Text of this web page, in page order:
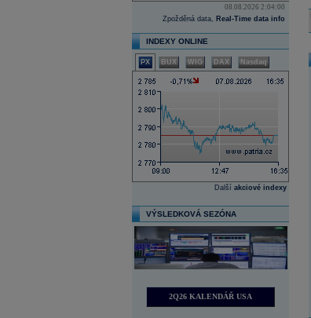
08.08.2026 2:04:00
Zpožděná data, Real-Time data info
INDEXY ONLINE
PX BUX WIG DAX Nasdaq
Další akciové indexy
VÝSLEDKOVÁ SEZÓNA
2Q26 KALENDÁŘ USA